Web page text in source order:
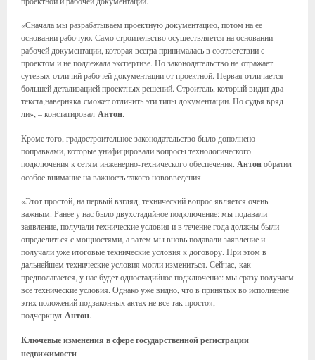
«Сначала мы разрабатываем проектную документацию, потом на ее
основании рабочую. Само строительство осуществляется на основании
рабочей документации, которая всегда принималась в соответствии с
проектом и не подлежала экспертизе. Но законодательство не отражает
сутевых отличий рабочей документации от проектной. Первая отличается
большей детализацией проектных решений. Строитель, который видит два
текста,наверняка сможет отличить эти типы документации. Но судья вряд
ли», – констатировал Антон.
Кроме того, градостроительное законодательство было дополнено
поправками, которые унифицировали вопросы технологического
подключения к сетям инженерно-технического обеспечения. Антонобратил
особое внимание на важность такого нововведения.
«Этот простой, на первый взгляд, технический вопрос является очень
важным. Ранее у нас было двухстадийное подключение: мы подавали
заявление, получали технические условия и в течение года должны были
определиться с мощностями, а затем мы вновь подавали заявление и
получали уже итоговые технические условия к договору. При этом в
дальнейшем технические условия могли измениться. Сейчас, как
предполагается, у нас будет одностадийное подключение: мы сразу получаем
все технические условия. Однако уже видно, что в принятых во исполнение
этих положений подзаконных актах не все так просто», –
подчеркнул Антон.
Ключевые изменения в сфере государственной регистрации
недвижимости